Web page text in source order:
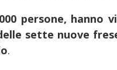
persone, hanno
sette nuove
.